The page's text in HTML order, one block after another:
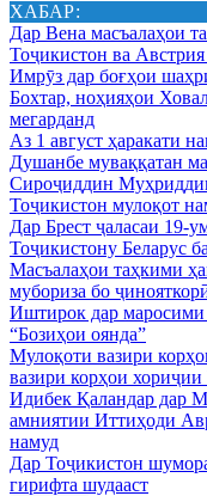
ХАБАР:
Дар Вена масъалаҳои
Тоҷикистон ва
Имрӯз дар боғҳои
Бохтар, ноҳияҳои
мегарданд
Аз 1 август ҳаракати
Душанбе муваққатан
Сироҷиддин
Тоҷикистон мулоқот
Дар Брест ҷаласаи 19-
Тоҷикистону Беларус
Масъалаҳои таҳкими
мубориза бо
Иштирок дар
“Бозиҳои оянда”
Мулоқоти вазири
вазири корҳои
Идибек Қаландар дар
амниятии Иттиҳоди
намуд
Дар Тоҷикистон
гирифта шудааст